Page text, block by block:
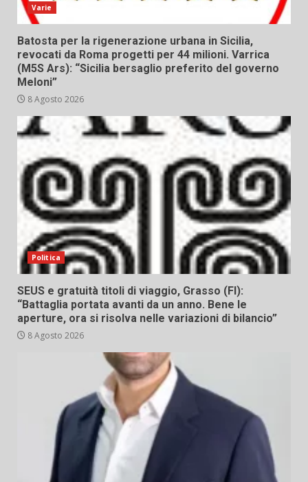
Varie
Batosta per la rigenerazione urbana in Sicilia,
revocati da Roma progetti per 44 milioni. Varrica
(M5S Ars): “Sicilia bersaglio preferito del governo
Meloni”
8 Agosto 2026
Politica
SEUS e gratuità titoli di viaggio, Grasso (FI):
“Battaglia portata avanti da un anno. Bene le
aperture, ora si risolva nelle variazioni di bilancio”
8 Agosto 2026